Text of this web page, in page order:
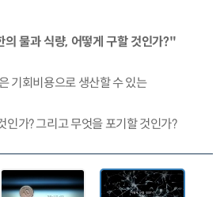
물과 식량, 어떻게 구할 것인가?"
기회비용으로 생산할 수 있는
인가? 그리고 무엇을 포기할 것인가?